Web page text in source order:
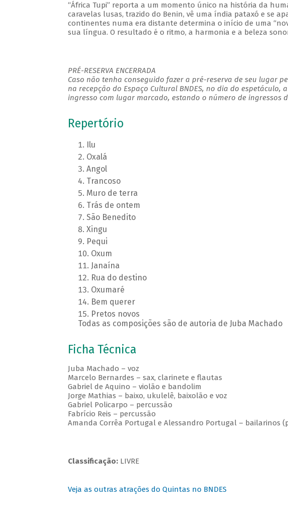
“África Tupi” reporta a um momento único na história da
caravelas lusas, trazido do Benin, vê uma índia pataxó e se
continentes numa era distante determina o início de uma
sua língua. O resultado é o ritmo, a harmonia e a beleza
PRÉ-RESERVA ENCERRADA
Caso não tenha conseguido fazer a pré-reserva de seu lugar
na recepção do Espaço Cultural BNDES, no dia do espetáculo,
ingresso com lugar marcado, estando o número de
Repertório
Ilu
Oxalá
Angol
Trancoso
Muro de terra
Trás de ontem
São Benedito
Xingu
Pequi
Oxum
Janaína
Rua do destino
Oxumaré
Bem querer
Pretos novos
Todas as composições são de autoria de Juba Machado
Ficha Técnica
Juba Machado – voz
Marcelo Bernardes – sax, clarinete e flautas
Gabriel de Aquino – violão e bandolim
Jorge Mathias – baixo, ukulelê, baixolão e voz
Gabriel Policarpo – percussão
Fabrício Reis – percussão
Amanda Corrêa Portugal e Alessandro Portugal – bailarinos
Classificação: LIVRE
Veja as outras atrações do Quintas no BNDES